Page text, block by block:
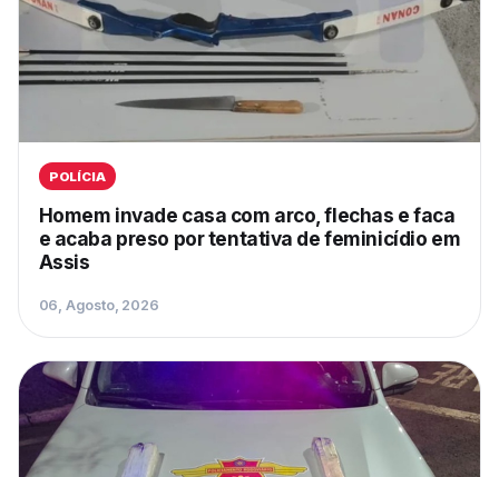
POLÍCIA
Homem invade casa com arco, flechas e faca
e acaba preso por tentativa de feminicídio em
Assis
06, Agosto, 2026